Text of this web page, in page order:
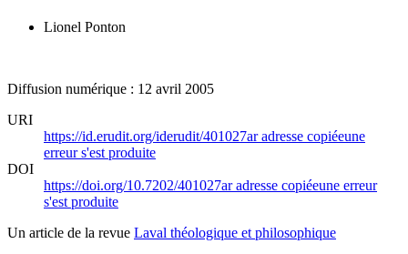
Lionel Ponton
Diffusion numérique : 12 avril 2005
URI
https://id.erudit.org/iderudit/401027aradresse copiéeune
erreur s'est produite
DOI
https://doi.org/10.7202/401027aradresse copiéeune erreur
s'est produite
Un article de la revue Laval théologique et philosophique